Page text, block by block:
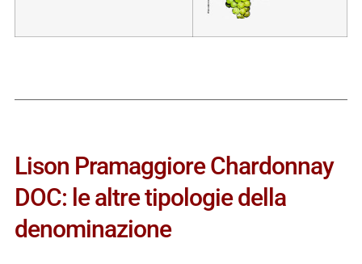
Lison Pramaggiore Chardonnay
DOC: le altre tipologie della
denominazione